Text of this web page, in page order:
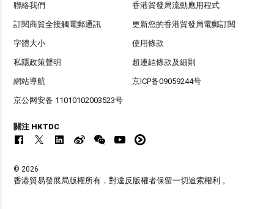
聯絡我們 香港貿發局流動應用程式
訂閱商貿全接觸電郵通訊 更新您的香港貿發局電郵訂閱
字體大小 使用條款
私隱政策聲明 超連結條款及細則
網站導航 京ICP备09059244号
京公网安备 11010102003523号
關注 HKTDC
© 2026
香港貿易發展局版權所有，對違反版權者保留一切追索權利 。